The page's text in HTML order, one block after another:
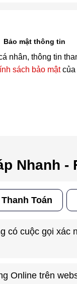
Bảo mật thông tin
nhân, thông tin
sách bảo mậtcủa
Nhanh -
Thanh Toán
có cuộc gọi xác
Online trên